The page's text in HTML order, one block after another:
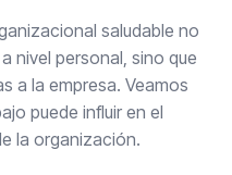
saludable no
nivel personal, sino que
a la empresa. Veamos
puede influir en el
la organización.